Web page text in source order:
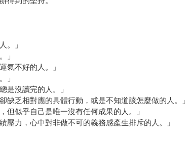
。」
」
氣不好的人。」
」
是沒讀完的人。」
缺乏相對應的具體行動，或是不知道該怎麼做的人。」
但似乎自己是唯一沒有任何成果的人。」
壓力，心中對非做不可的義務感產生排斥的人。」